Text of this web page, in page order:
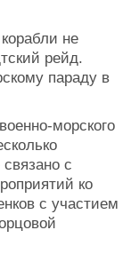
флота
не
рейд.
параду в
морского
с
ко
с участием